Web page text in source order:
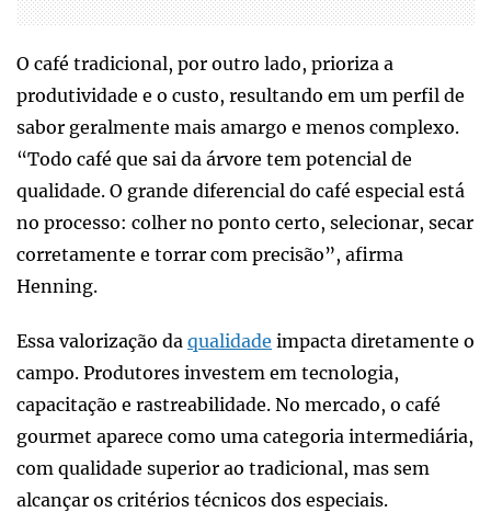
O café tradicional, por outro lado, prioriza a
produtividade e o custo, resultando em um perfil de
sabor geralmente mais amargo e menos complexo.
“Todo café que sai da árvore tem potencial de
qualidade. O grande diferencial do café especial está
no processo: colher no ponto certo, selecionar, secar
corretamente e torrar com precisão”, afirma
Henning.
Essa valorização da qualidade impacta diretamente o
campo. Produtores investem em tecnologia,
capacitação e rastreabilidade. No mercado, o café
gourmet aparece como uma categoria intermediária,
com qualidade superior ao tradicional, mas sem
alcançar os critérios técnicos dos especiais.